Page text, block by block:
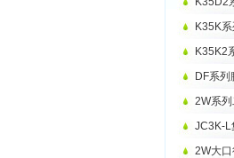
K35K
K35K2
DF系
2W系
JC3K-L
2W大